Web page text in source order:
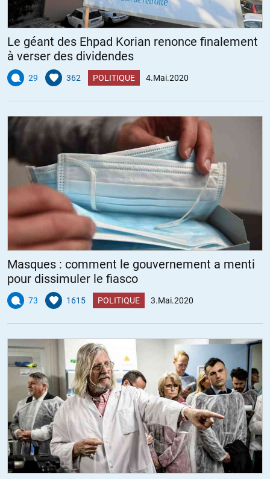
Le géant des Ehpad Korian renonce finalement
à verser des dividendes
29 362 POLITIQUE 4.Mai.2020
Masques : comment le gouvernement a menti
pour dissimuler le fiasco
73 1615 POLITIQUE 3.Mai.2020